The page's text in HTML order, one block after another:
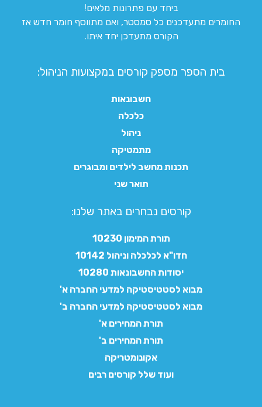
ביחד עם פתרונות מלאים!
החומרים מתעדכנים כל סמסטר, ואם מתווסף חומר חדש אז
הקורס מתעדכן יחד איתו.
בית הספר מספק קורסים במקצועות הניהול:
חשבונאות
כלכלה
ניהול
מתמטיקה
תכנות מחשב לילדים ומבוגרים
תואר שני
קורסים נבחרים באתר שלנו:​
תורת המימון 10230
חדו"א לכלכלה וניהול 10142
יסודות החשבונאות 10280
מבוא לסטטיסטיקה למדעי החברה א'
מבוא לסטטיסטיקה למדעי החברה ב'
תורת המחירים א'
תורת המחירים ב'
אקונומטריקה
ועוד שלל קורסים רבים